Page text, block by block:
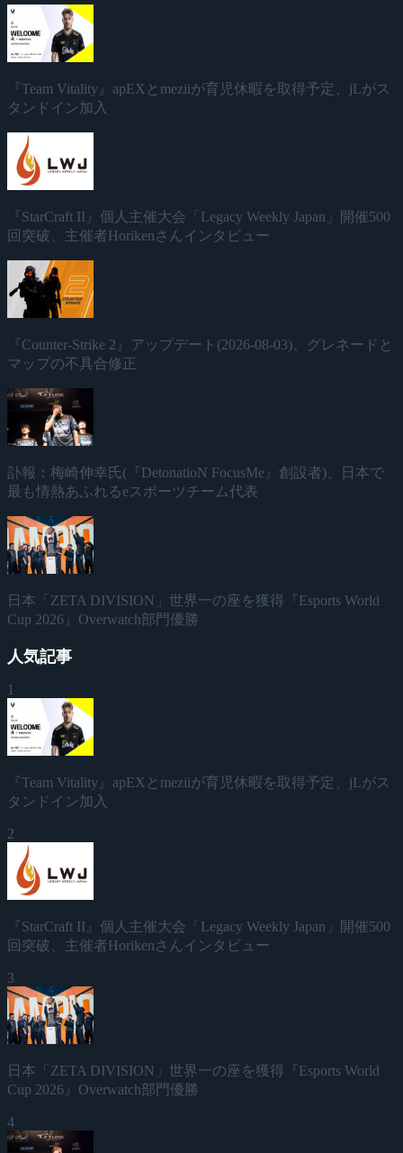
『Team Vitality』apEXとmeziiが育児休暇を取得予定、jLがス
タンドイン加入
『StarCraft II』個人主催大会「Legacy Weekly Japan」開催500
回突破、主催者Horikenさんインタビュー
『Counter-Strike 2』アップデート(2026-08-03)、グレネードと
マップの不具合修正
訃報：梅崎伸幸氏(『DetonatioN FocusMe』創設者)、日本で
最も情熱あふれるeスポーツチーム代表
日本「ZETA DIVISION」世界一の座を獲得『Esports World
Cup 2026』Overwatch部門優勝
人気記事
1
『Team Vitality』apEXとmeziiが育児休暇を取得予定、jLがス
タンドイン加入
2
『StarCraft II』個人主催大会「Legacy Weekly Japan」開催500
回突破、主催者Horikenさんインタビュー
3
日本「ZETA DIVISION」世界一の座を獲得『Esports World
Cup 2026』Overwatch部門優勝
4